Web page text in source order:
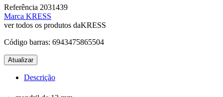
Referência 2031439
Marca KRESS
ver todos os produtos daKRESS
Código barras: 6943475865504
Descrição